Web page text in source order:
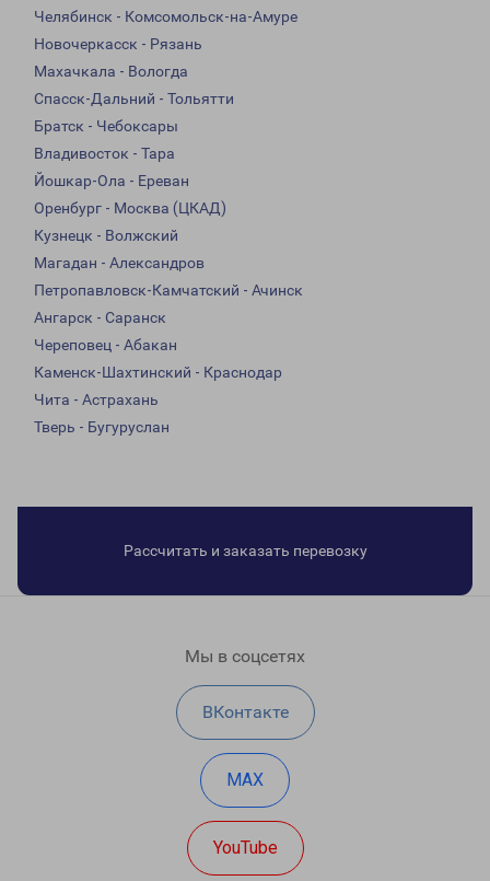
Челябинск - Комсомольск-на-Амуре
Новочеркасск - Рязань
Махачкала - Вологда
Спасск-Дальний - Тольятти
Братск - Чебоксары
Владивосток - Тара
Йошкар-Ола - Ереван
Оренбург - Москва (ЦКАД)
Кузнецк - Волжский
Магадан - Александров
Петропавловск-Камчатский - Ачинск
Ангарск - Саранск
Череповец - Абакан
Каменск-Шахтинский - Краснодар
Чита - Астрахань
Тверь - Бугуруслан
Рассчитать и заказать перевозку
Мы в соцсетях
ВКонтакте
MAX
YouTube